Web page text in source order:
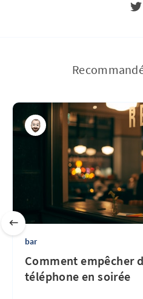
bar
Comment empêcher
téléphone en soirée